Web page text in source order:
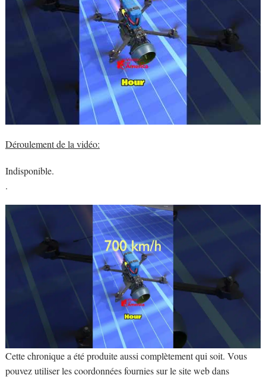
Déroulement de la vidéo:
Indisponible.
.
Cette chronique a été produite aussi complètement qui soit. Vous
pouvez utiliser les coordonnées fournies sur le site web dans